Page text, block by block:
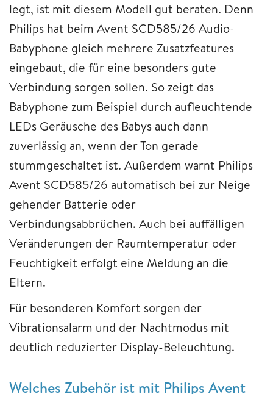
legt, ist mit diesem Modell gut beraten. Denn
Philips hat beim Avent SCD585/26 Audio-
Babyphone gleich mehrere Zusatzfeatures
eingebaut, die für eine besonders gute
Verbindung sorgen sollen. So zeigt das
Babyphone zum Beispiel durch aufleuchtende
LEDs Geräusche des Babys auch dann
zuverlässig an, wenn der Ton gerade
stummgeschaltet ist. Außerdem warnt Philips
Avent SCD585/26 automatisch bei zur Neige
gehender Batterie oder
Verbindungsabbrüchen. Auch bei auffälligen
Veränderungen der Raumtemperatur oder
Feuchtigkeit erfolgt eine Meldung an die
Eltern.
Für besonderen Komfort sorgen der
Vibrationsalarm und der Nachtmodus mit
deutlich reduzierter Display-Beleuchtung.
Welches Zubehör ist mit Philips Avent